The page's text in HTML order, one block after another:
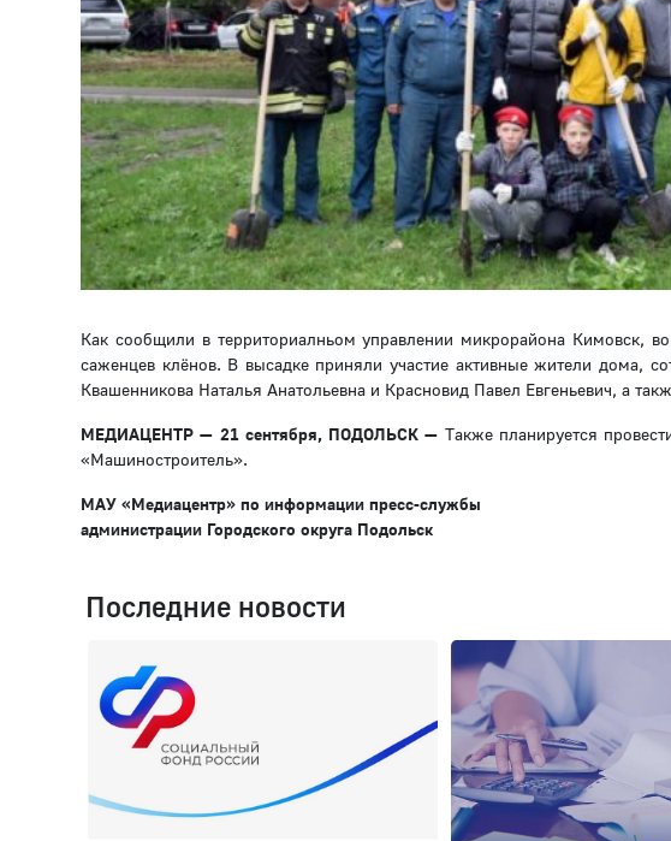
Как сообщили в территориалньом управлении микрорайона
саженцев клёнов. В высадке приняли участие активные жители дома,
Квашенникова Наталья Анатольевна и Красновид Павел Евгеньевич, а
МЕДИАЦЕНТР — 21 сентября, ПОДОЛЬСК — Также планируется
«Машиностроитель».
МАУ «Медиацентр» по информации пресс-службы
администрации Городского округа Подольск
Последние новости